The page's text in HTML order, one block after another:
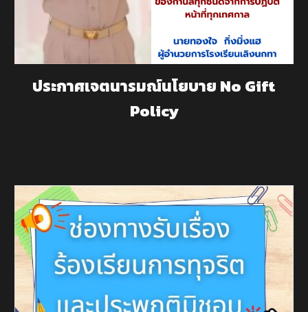
ประกาศเจตนารมณ์นโยบาย No Gift
Policy